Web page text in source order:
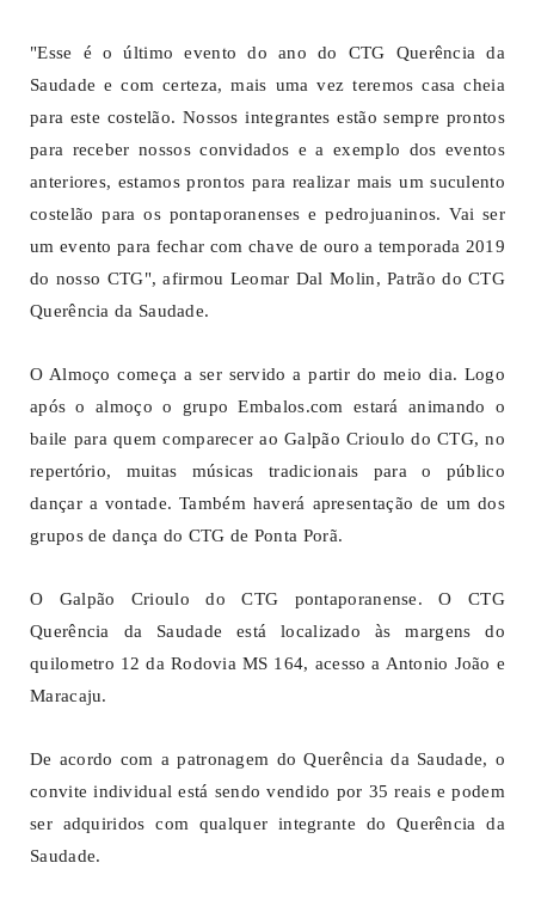
"Esse é o último evento do ano do CTG Querência da
Saudade e com certeza, mais uma vez teremos casa cheia
para este costelão. Nossos integrantes estão sempre prontos
para receber nossos convidados e a exemplo dos eventos
anteriores, estamos prontos para realizar mais um suculento
costelão para os pontaporanenses e pedrojuaninos. Vai ser
um evento para fechar com chave de ouro a temporada 2019
do nosso CTG", afirmou Leomar Dal Molin, Patrão do CTG
Querência da Saudade.
O Almoço começa a ser servido a partir do meio dia. Logo
após o almoço o grupo Embalos.com estará animando o
baile para quem comparecer ao Galpão Crioulo do CTG, no
repertório, muitas músicas tradicionais para o público
dançar a vontade. Também haverá apresentação de um dos
grupos de dança do CTG de Ponta Porã.
O Galpão Crioulo do CTG pontaporanense. O CTG
Querência da Saudade está localizado às margens do
quilometro 12 da Rodovia MS 164, acesso a Antonio João e
Maracaju.
De acordo com a patronagem do Querência da Saudade, o
convite individual está sendo vendido por 35 reais e podem
ser adquiridos com qualquer integrante do Querência da
Saudade.